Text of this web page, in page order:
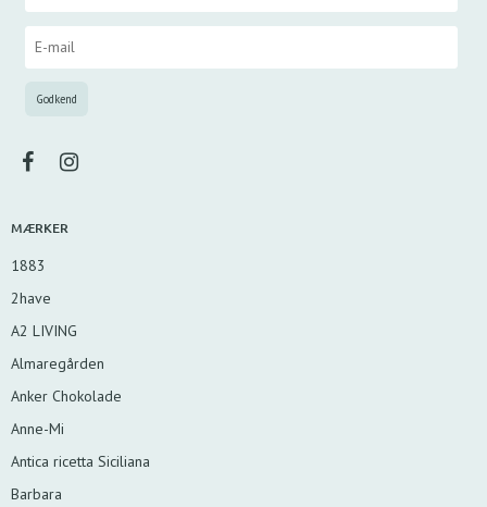
MÆRKER
1883
2have
A2 LIVING
Almaregården
Anker Chokolade
Anne-Mi
Antica ricetta Siciliana
Barbara